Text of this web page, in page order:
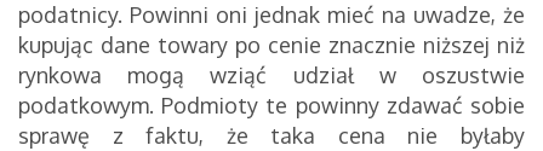
podatnicy. Powinni oni jednak mieć na uwadze, że
kupując dane towary po cenie znacznie niższej niż
rynkowa mogą wziąć udział w oszustwie
podatkowym. Podmioty te powinny zdawać sobie
sprawę z faktu, że taka cena nie byłaby